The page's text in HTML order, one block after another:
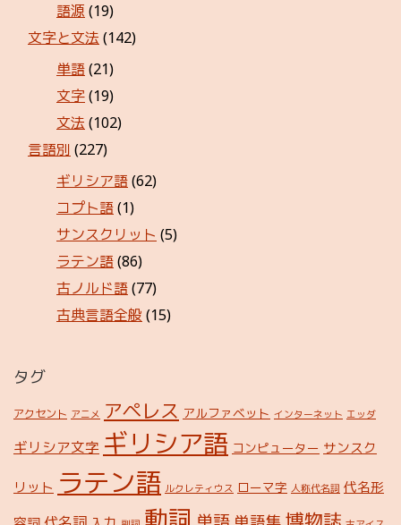
語源 (19)
文字と文法 (142)
単語(21)
文字(19)
文法 (102)
言語別 (227)
ギリシア語(62)
コプト語(1)
サンスクリット (5)
ラテン語(86)
古ノルド語(77)
古典言語全般 (15)
タグ
アクセント アニメ アペレス アルファベット インターネット エッダ
ギリシア文字 ギリシア語 コンピューター サンスク
リット ラテン語 ルクレティウス ローマ字 人称代名詞 代名形